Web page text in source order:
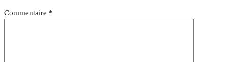
Commentaire *